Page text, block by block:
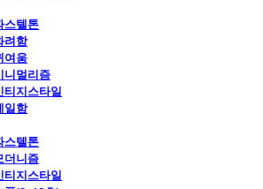
스텔톤
려함
여움
니멀리즘
티지스타일
일함
스텔톤
더니즘
티지스타일